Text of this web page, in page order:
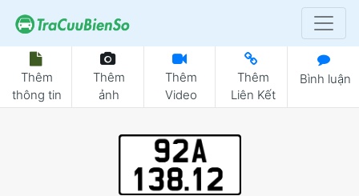
Thêm
thông tin
Thêm
ảnh
Thêm
Video
Thêm
Liên Kết
Bình luận